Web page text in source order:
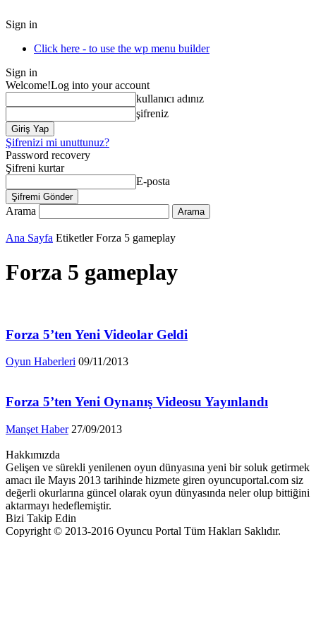
Sign in
Click here - to use the wp menu builder
Sign in
Welcome!Log into your account
kullanıcı adınız
şifreniz
Şifrenizi mi unuttunuz?
Password recovery
Şifreni kurtar
E-posta
Arama
Ana Sayfa Etiketler Forza 5 gameplay
Forza 5 gameplay
Forza 5’ten Yeni Videolar Geldi
Oyun Haberleri 09/11/2013
Forza 5’ten Yeni Oynanış Videosu Yayınlandı
Manşet Haber 27/09/2013
Hakkımızda
Gelişen ve sürekli yenilenen oyun dünyasına yeni bir soluk getirmek
amacı ile Mayıs 2013 tarihinde hizmete giren oyuncuportal.com siz
değerli okurlarına güncel olarak oyun dünyasında neler olup bittiğini
aktarmayı hedeflemiştir.
Bizi Takip Edin
Copyright © 2013-2016 Oyuncu Portal Tüm Hakları Saklıdır.